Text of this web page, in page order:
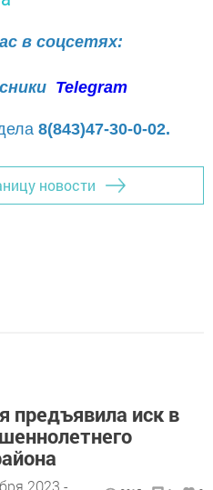
в соцсетях:
Telegram
8(843)47-30-0-02.
новости
предъявила иск в
2023 -